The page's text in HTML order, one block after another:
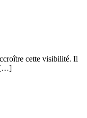
cette visibilité. Il
[…]